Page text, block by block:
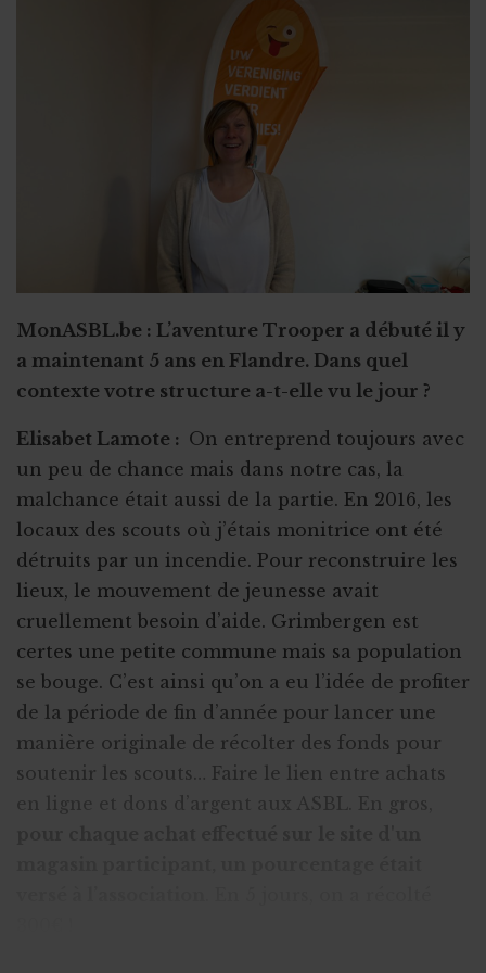
Crowdlending : 50 000€ en 1 minute
Faire de citoyens vos ambassadeurs
Associer l'ASBL à un projet personnel
MonASBL.be : L’aventure Trooper a débuté il y
a maintenant 5 ans en Flandre. Dans quel
contexte votre structure a-t-elle vu le jour ?
Elisabet Lamote : On entreprend toujours avec
un peu de chance mais dans notre cas, la
malchance était aussi de la partie. En 2016, les
locaux des scouts où j’étais monitrice ont été
détruits par un incendie. Pour reconstruire les
lieux, le mouvement de jeunesse avait
cruellement besoin d’aide. Grimbergen est
certes une petite commune mais sa population
se bouge. C’est ainsi qu’on a eu l’idée de profiter
de la période de fin d’année pour lancer une
manière originale de récolter des fonds pour
soutenir les scouts… Faire le lien entre achats
en ligne et dons d’argent aux ASBL. En gros,